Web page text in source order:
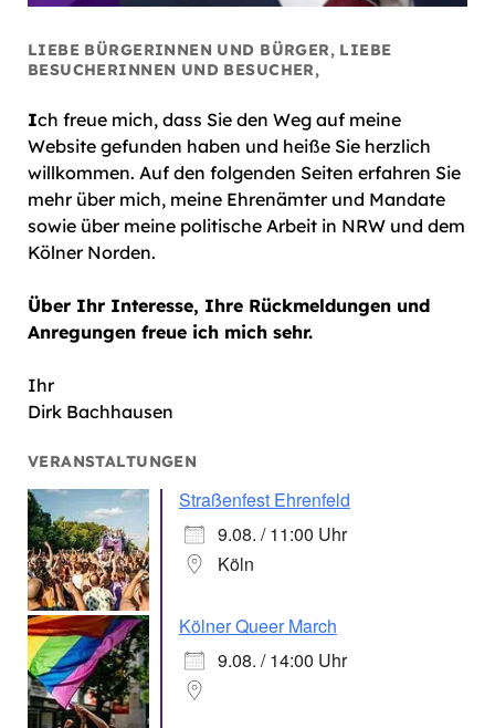
LIEBE BÜRGERINNEN UND BÜRGER, LIEBE
BESUCHERINNEN UND BESUCHER,
Ich freue mich, dass Sie den Weg auf meine
Website gefunden haben und heiße Sie herzlich
willkommen. Auf den folgenden Seiten erfahren Sie
mehr über mich, meine Ehrenämter und Mandate
sowie über meine politische Arbeit in NRW und dem
Kölner Norden.
Über Ihr Interesse, Ihre Rückmeldungen und
Anregungen freue ich mich sehr.
Ihr
Dirk Bachhausen
VERANSTALTUNGEN
Straßenfest Ehrenfeld
9.08. / 11:00 Uhr
Köln
Kölner Queer March
9.08. / 14:00 Uhr